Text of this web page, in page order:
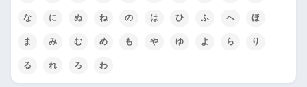
な に ぬ ね の は ひ ふ へ ほ
ま み む め も や ゆ よ ら り
る れ ろ わ